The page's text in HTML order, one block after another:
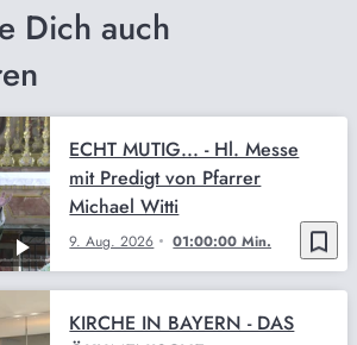
Dich auch
bookmark_border
9. Aug. 2026 01:00:00 Min.
ECHT MUTIG... - Hl. Messe
mit Predigt von Pfarrer
Michael Witti
KIRCHE IN BAYERN - DAS